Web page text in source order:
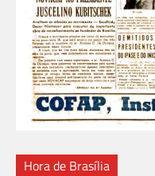
Hora de Brasília